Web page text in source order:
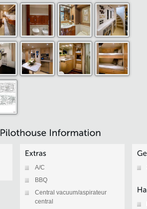
A/C
BBQ
Central vacuum/aspirateur
central